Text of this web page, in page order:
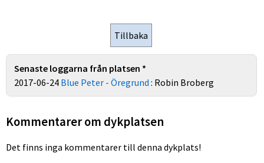
Senaste loggarna från platsen *
2017-06-24 Blue Peter - Öregrund : Robin Broberg
Kommentarer om dykplatsen
Det finns inga kommentarer till denna dykplats!